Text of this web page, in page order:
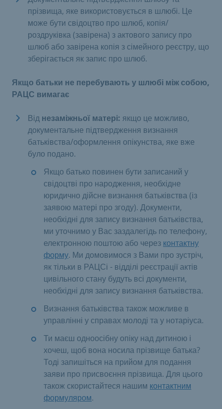
прізвища, яке використовується в шлюбі. Це
може бути свідоцтво про шлюб, копія/
роздруківка (завірена) з актового запису про
шлюб або завірена копія з сімейного реєстру, що
зберігається як запис про шлюб.
Якщо батьки не перебувають у шлюбі між собою,
РАЦС вимагає
Від незаміжньої матері: якщо це можливо,
документальне підтвердження визнання
батьківства/оформлення опікунства, яке вже
було подано.
Якщо батько повинен бути записаний у
свідоцтві про народження, необхідне
юридично дійсне визнання батьківства (із
заявою матері про згоду). Документи,
необхідні для запису визнання батьківства,
ми уточнимо у Вас заздалегідь по телефону,
електронною поштою або через контактну
форму. Ми домовимося з Вами про зустріч,
як тільки в РАЦСі - відділі реєстрації актів
цивільного стану будуть всі документи,
необхідні для запису визнання батьківства.
Визнання батьківства також можливе в
управлінні у справах молоді та у нотаріуса.
Ти маєш одноосібну опіку над дитиною і
хочеш, щоб вона носила прізвище батька?
Тоді запишіться на прийом для подання
заяви про присвоєння прізвища. Для цього
також скористайтеся нашим контактним
формуляром.